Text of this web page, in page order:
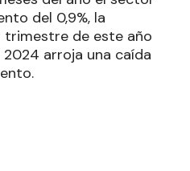
del 0,9%, la
de este año
arroja una caída